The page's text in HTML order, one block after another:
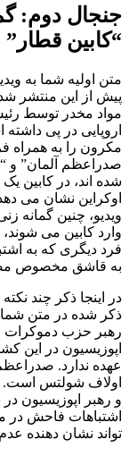
جنجال دوم:
“کابین قطار”
متن اولیه شما به
پیش از این منتشر
مواد مخدر توسط
اروپایی در پی
مکرون را به همراه
صدراعظم آلمان” و
شده اند، در کابین
اوکراین نشان می
ویدیو، چنین گمانه
وارد کابین می
فرد دیگری که به
به قاشق مخصوص
در اینجا ذکر چند
ذکر شده در متن شما
اپوزیسیون در این
عهده ندارد.
اولاف شولتس است.
و رهبر اپوزیسیون
اشتباهات فاحش
تواند نشان دهنده